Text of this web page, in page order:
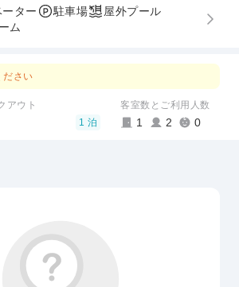
ター 駐車場
屋外プール
ム
ださい
アウト
1 泊
客室数とご利用人数
1 2 0